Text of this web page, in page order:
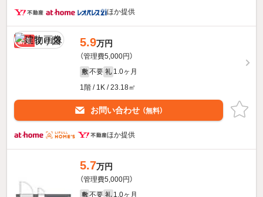
ほか提供
新着 5.9万円
（管理費5,000円）
敷 不要 礼 1.0ヶ月
1階 / 1K / 23.18㎡
お問い合わせ （無料）
ほか提供
5.7万円
（管理費5,000円）
敷 不要 礼 1.0ヶ月